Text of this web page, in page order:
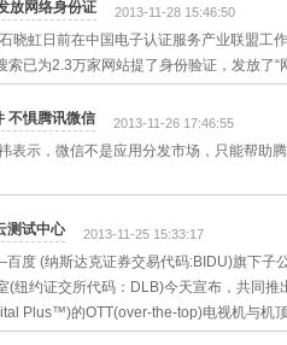
放网络身份证 2013-11-28 15:46:50
晓虹日前在中国电子认证服务产业联盟工
已为2.3万家网站提了身份验证，发放了“
不惧腾讯微信 2013-11-26 17:46:55
表示，微信不是应用分发市场，只能帮助
测试中心 2013-11-25 15:33:17
度 (纳斯达克证券交易代码:BIDU)旗下子
(纽约证交所代码：DLB)今天宣布，共同
Plus™)的OTT(over-the-top)电视机与机顶